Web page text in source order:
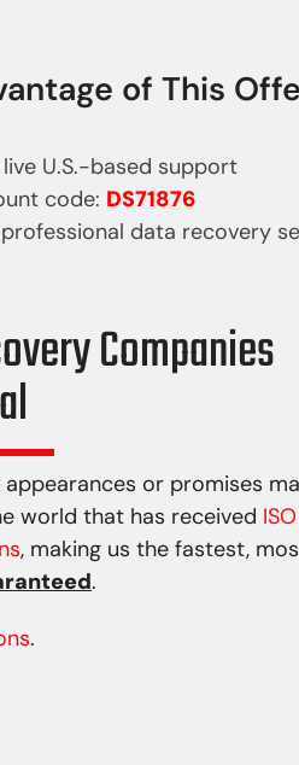
of This
U.S.-based support
code: DS71876
data recovery
Companies
appearances or promises
world that has received
, making us the fastest,
.
.